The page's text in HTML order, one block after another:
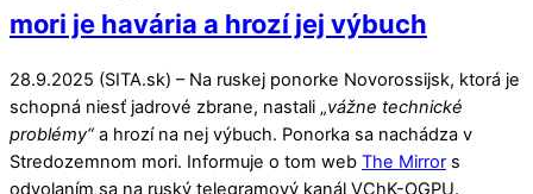
mori je havária a hrozí jej výbuch
28.9.2025 (SITA.sk) – Na ruskej ponorke Novorossijsk, ktorá je
schopná niesť jadrové zbrane, nastali „vážne technické
problémy“a hrozí na nej výbuch. Ponorka sa nachádza v
Stredozemnom mori. Informuje o tom web The Mirror s